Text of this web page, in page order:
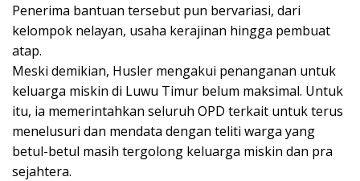
Penerima bantuan tersebut pun bervariasi, dari
kelompok nelayan, usaha kerajinan hingga pembuat
atap.
Meski demikian, Husler mengakui penanganan untuk
keluarga miskin di Luwu Timur belum maksimal. Untuk
itu, ia memerintahkan seluruh OPD terkait untuk terus
menelusuri dan mendata dengan teliti warga yang
betul-betul masih tergolong keluarga miskin dan pra
sejahtera.